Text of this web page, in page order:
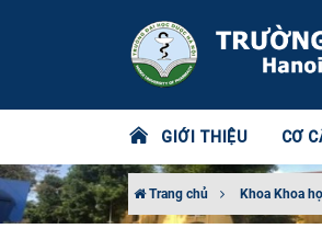
GIỚI THIỆU CƠ
Trang chủ Khoa Khoa